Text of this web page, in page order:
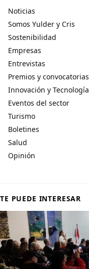
Noticias
Somos Yulder y Cris
Sostenibilidad
Empresas
Entrevistas
Premios y convocatorias
Innovación y Tecnología
Eventos del sector
Turismo
Boletines
Salud
Opinión
TE PUEDE INTERESAR